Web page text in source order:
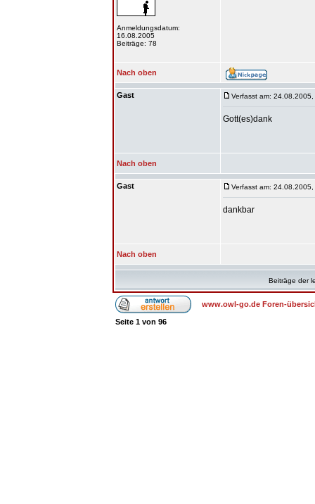
Anmeldungsdatum:
16.08.2005
Beiträge: 78
Nach oben
Gast Verfasst am:
Gott(es)dank
Nach oben
Gast Verfasst am:
dankbar
Nach oben
Beiträge der
www.owl-go.de Foren-
Seite 1 von 96